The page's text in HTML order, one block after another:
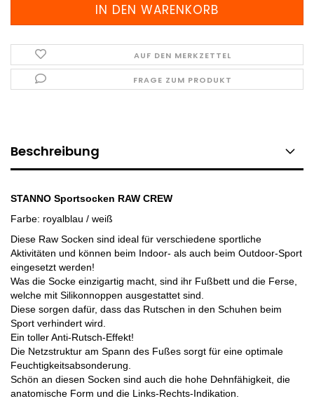
AUF DEN MERKZETTEL
FRAGE ZUM PRODUKT
Beschreibung
STANNO Sportsocken RAW CREW
Farbe: royalblau / weiß
Diese Raw Socken sind ideal für verschiedene sportliche
Aktivitäten und können beim Indoor- als auch beim Outdoor-Sport
eingesetzt werden!
Was die Socke einzigartig macht, sind ihr Fußbett und die Ferse,
welche mit Silikonnoppen ausgestattet sind.
Diese sorgen dafür, dass das Rutschen in den Schuhen beim
Sport verhindert wird.
Ein toller Anti-Rutsch-Effekt!
Die Netzstruktur am Spann des Fußes sorgt für eine optimale
Feuchtigkeitsabsonderung.
Schön an diesen Socken sind auch die hohe Dehnfähigkeit, die
anatomische Form und die Links-Rechts-Indikation.